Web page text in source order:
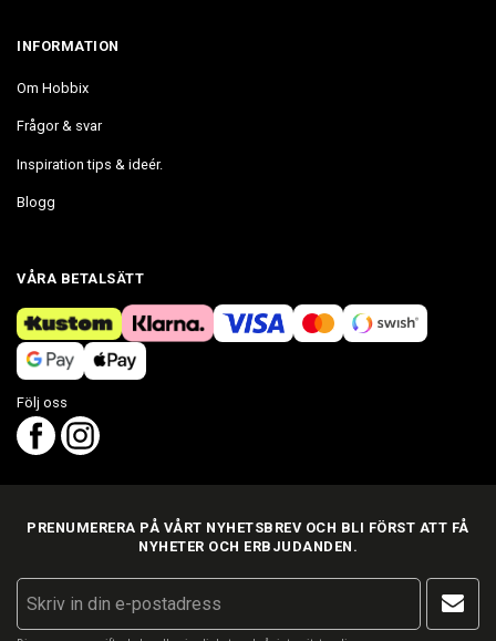
INFORMATION
Om Hobbix
Frågor & svar
Inspiration tips & ideér.
Blogg
VÅRA BETALSÄTT
Följ oss
PRENUMERERA PÅ VÅRT NYHETSBREV OCH BLI FÖRST ATT FÅ
NYHETER OCH ERBJUDANDEN.